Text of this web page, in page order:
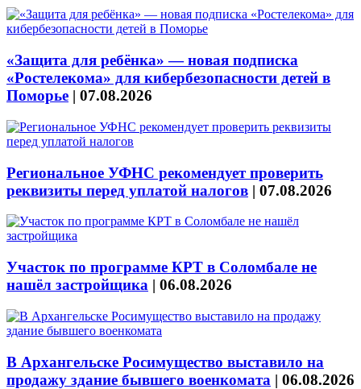
«Защита для ребёнка» — новая подписка
«Ростелекома» для кибербезопасности детей в
Поморье | 07.08.2026
Региональное УФНС рекомендует проверить
реквизиты перед уплатой налогов | 07.08.2026
Участок по программе КРТ в Соломбале не
нашёл застройщика | 06.08.2026
В Архангельске Росимущество выставило на
продажу здание бывшего военкомата | 06.08.2026